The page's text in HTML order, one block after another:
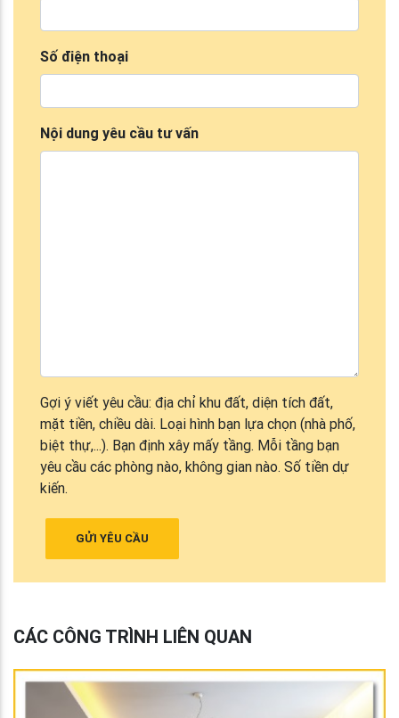
Số điện thoại
Nội dung yêu cầu tư vấn
Gợi ý viết yêu cầu: địa chỉ khu đất, diện tích đất,
mặt tiền, chiều dài. Loại hình bạn lựa chọn (nhà phố,
biệt thự,...). Bạn định xây mấy tầng. Mỗi tầng bạn
yêu cầu các phòng nào, không gian nào. Số tiền dự
kiến.
GỬI YÊU CẦU
CÁC CÔNG TRÌNH LIÊN QUAN